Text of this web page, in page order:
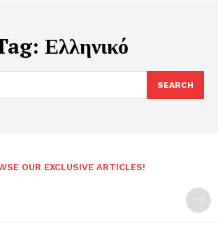
Ελληνικό
SEARCH
OUR EXCLUSIVE ARTICLES!